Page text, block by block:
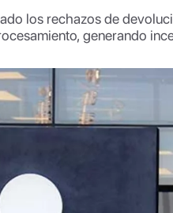
los rechazos de
generando